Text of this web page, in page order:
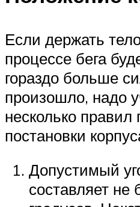
Если держать
процессе бега
гораздо больше
произошло, надо
несколько правил
постановки
Допустимый
составляет не